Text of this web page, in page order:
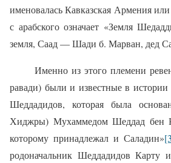
именовалась Кавказская Армения
с арабского означает «Земля
земля, Саад — Шади б. Марван, дед
Именно из этого племени
равади) были и известные в истории
Шеддадидов, которая была
Хиджры) Мухаммедом Шеддад бен
которому принадлежал и Саладин»
родоначальник Шеддадидов Карту